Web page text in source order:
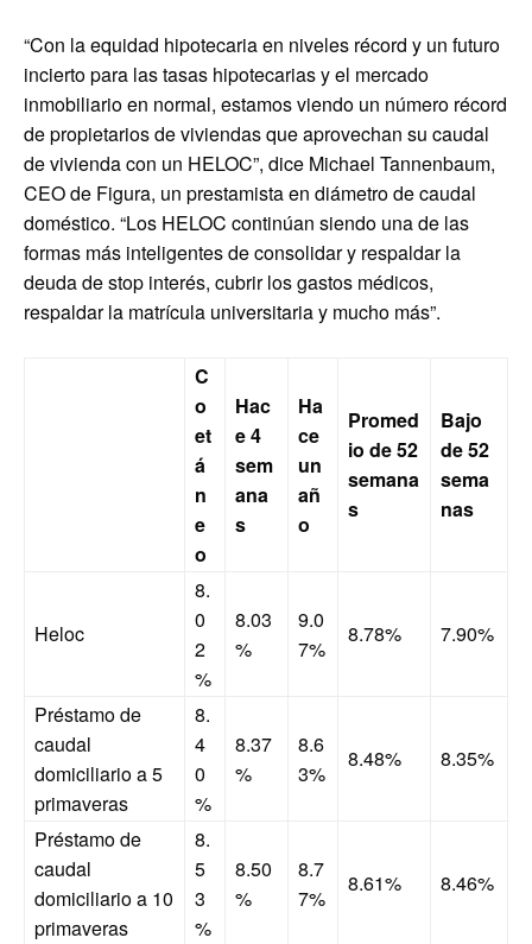
“Con la equidad hipotecaria en niveles récord y un futuro
incierto para las tasas hipotecarias y el mercado
inmobiliario en normal, estamos viendo un número récord
de propietarios de viviendas que aprovechan su caudal
de vivienda con un HELOC”, dice Michael Tannenbaum,
CEO de Figura, un prestamista en diámetro de caudal
doméstico. “Los HELOC continúan siendo una de las
formas más inteligentes de consolidar y respaldar la
deuda de stop interés, cubrir los gastos médicos,
respaldar la matrícula universitaria y mucho más”.
C
o
et
á
n
e
o
Hac
e 4
sem
ana
s
Ha
ce
un
añ
o
Promed
io de 52
semana
s
Bajo
de 52
sema
nas
Heloc
8.
0
2
%
8.03
%
9.0
7%
8.78% 7.90%
Préstamo de
caudal
domiciliario a 5
primaveras
8.
4
0
%
8.37
%
8.6
3%
8.48% 8.35%
Préstamo de
caudal
domiciliario a 10
primaveras
8.
5
3
%
8.50
%
8.7
7%
8.61% 8.46%